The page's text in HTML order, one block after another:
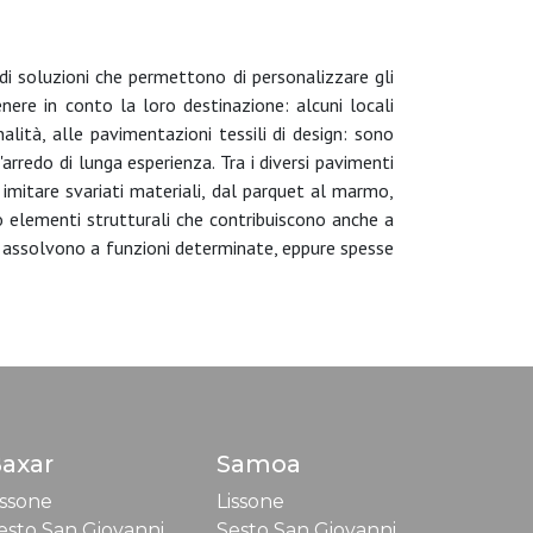
che permettono di personalizzare gli
in conto la loro destinazione: alcuni locali
alle pavimentazioni tessili di design: sono
di lunga esperienza. Tra i diversi pavimenti
svariati materiali, dal parquet al marmo,
strutturali che contribuiscono anche a
a funzioni determinate, eppure spesse
Samoa
Lissone